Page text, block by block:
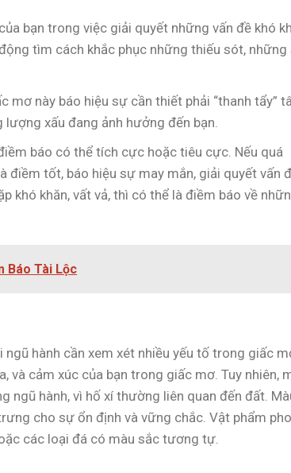
bạn trong việc giải quyết những vấn đề khó
tìm cách khắc phục những thiếu sót, những
mơ này báo hiệu sự cần thiết phải “thanh tẩy”
xấu đang ảnh hưởng đến bạn.
báo có thể tích cực hoặc tiêu cực. Nếu quá
điềm tốt, báo hiệu sự may mắn, giải quyết vấn
khó khăn, vất vả, thì có thể là điềm báo về
Báo Tài Lộc
hành cần xem xét nhiều yếu tố trong giấc
và cảm xúc của bạn trong giấc mơ. Tuy nhiên,
ngũ hành, vì hố xí thường liên quan đến đất.
cho sự ổn định và vững chắc. Vật phẩm
các loại đá có màu sắc tương tự.